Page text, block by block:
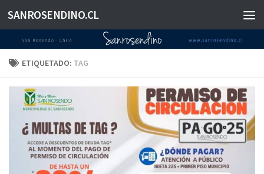
Saltar al contenido
SANROSENDINO.CL
ETIQUETADO: TAG